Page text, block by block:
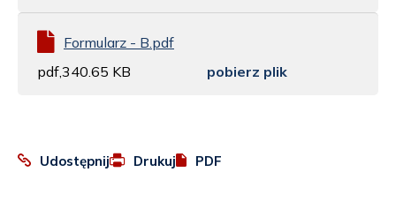
Formularz - B.pdf
pdf,340.65 KB
pobierz plik
Udostępnij:
Drukuj Otworzy
PDF